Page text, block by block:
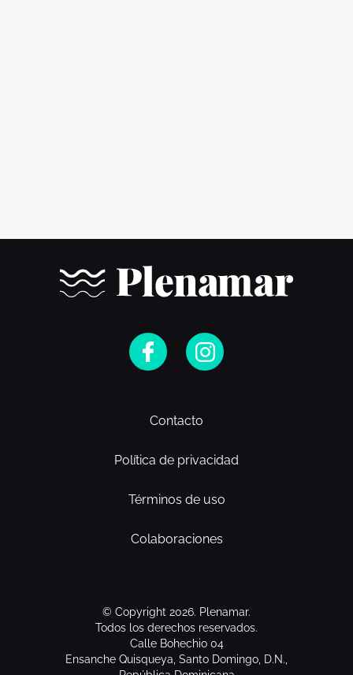
Contacto
Política de privacidad
Términos de uso
Colaboraciones
© Copyright 2026. Plenamar.
Todos los derechos reservados.
Calle Bohechio 04
Ensanche Quisqueya, Santo Domingo, D.N.,